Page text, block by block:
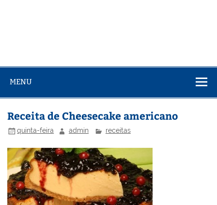
MENU
Receita de Cheesecake americano
quinta-feira admin receitas